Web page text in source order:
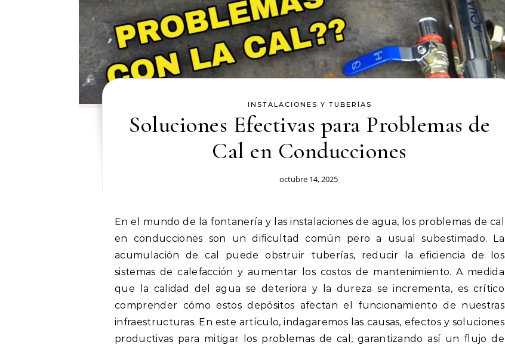
INSTALACIONES Y TUBERÍAS
Soluciones Efectivas para Problemas de
Cal en Conducciones
octubre 14, 2025
En el mundo de la fontanería y las instalaciones de agua, los problemas de cal
en conducciones son un dificultad común pero a usual subestimado. La
acumulación de cal puede obstruir tuberías, reducir la eficiencia de los
sistemas de calefacción y aumentar los costos de mantenimiento. A medida
que la calidad del agua se deteriora y la dureza se incrementa, es crítico
comprender cómo estos depósitos afectan el funcionamiento de nuestras
infraestructuras. En este artículo, indagaremos las causas, efectos y soluciones
productivas para mitigar los problemas de cal, garantizando así un flujo de